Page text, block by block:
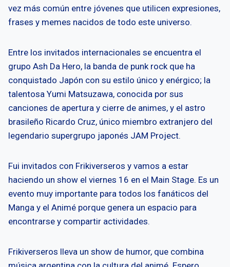
vez más común entre jóvenes que utilicen expresiones,
frases y memes nacidos de todo este universo.
Entre los invitados internacionales se encuentra el
grupo Ash Da Hero, la banda de punk rock que ha
conquistado Japón con su estilo único y enérgico; la
talentosa Yumi Matsuzawa, conocida por sus
canciones de apertura y cierre de animes, y el astro
brasileño Ricardo Cruz, único miembro extranjero del
legendario supergrupo japonés JAM Project.
Fui invitados con Frikiverseros y vamos a estar
haciendo un show el viernes 16 en el Main Stage. Es un
evento muy importante para todos los fanáticos del
Manga y el Animé porque genera un espacio para
encontrarse y compartir actividades.
Frikiverseros lleva un show de humor, que combina